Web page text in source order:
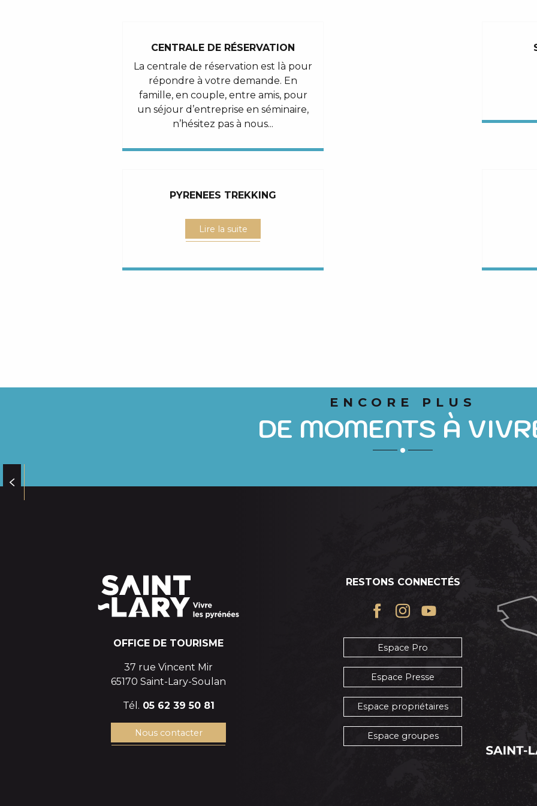
CENTRALE DE RÉSERVATION
La centrale de réservation est là pour
répondre à votre demande. En
famille, en couple, entre amis, pour
un séjour d’entreprise en séminaire,
n’hésitez pas à nous...
PYRENEES TREKKING
Lire la suite
ENCORE PLUS
DE MOMENTS À
OFFICE DE TOURISME
37 rue Vincent Mir
65170 Saint-Lary-Soulan
Tél. 05 62 39 50 81
Nous contacter
RESTONS CONNECTÉS
Espace Pro
Espace Presse
Espace propriétaires
Espace groupes